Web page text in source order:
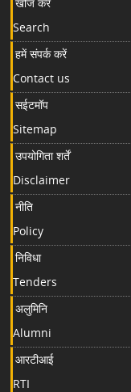
Search
हमें संपर्क करें
Contact us
सईटमॉप
Sitemap
उपयोगिता शर्तें
Disclaimer
नीति
Policy
निविधा
Tenders
अलुमिनि
Alumni
आरटीआई
RTI